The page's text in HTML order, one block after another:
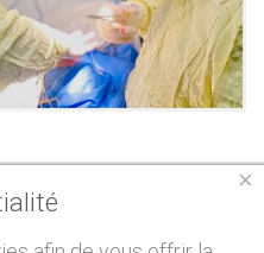
NOURRITURES POUR
×